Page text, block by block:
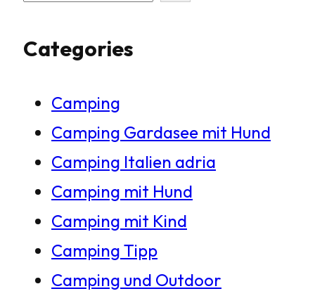
c
Categories
Camping
Camping Gardasee mit Hund
Camping Italien adria
Camping mit Hund
Camping mit Kind
Camping Tipp
Camping und Outdoor